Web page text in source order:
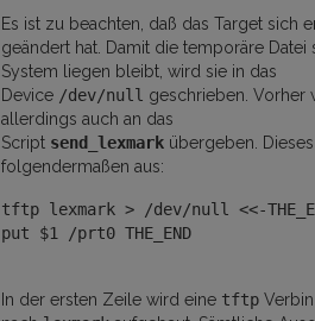
Es ist zu beachten, daß das Target sich
geändert hat. Damit die temporäre Datei
System liegen bleibt, wird sie in das
Device /dev/null geschrieben. Vorher
allerdings auch an das
Script send_lexmark übergeben.
folgendermaßen aus:
tftp lexmark > /dev/null <<-
put $1 /prt0 THE_END
In der ersten Zeile wird eine tftp